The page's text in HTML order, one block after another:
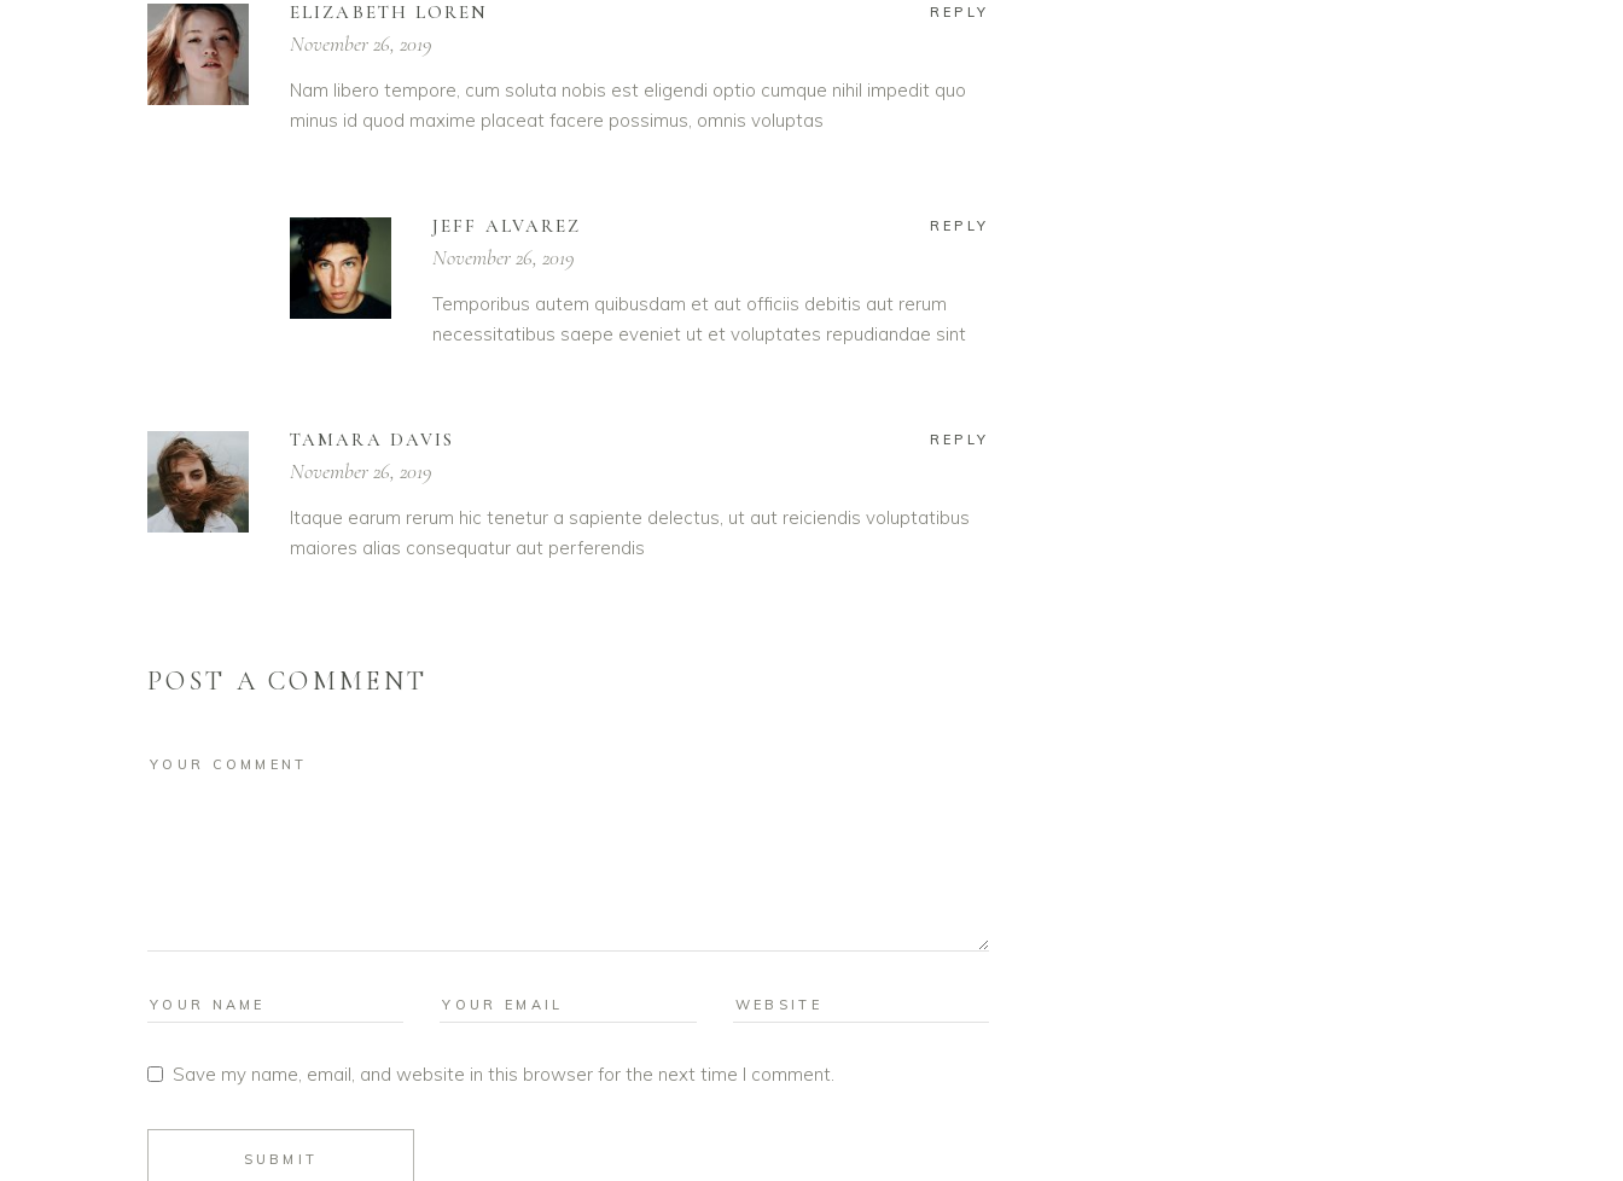
ELIZABETH LOREN REPLY
November 26, 2019
Nam libero tempore, cum soluta nobis est eligendi optio cumque nihil impedit quo
minus id quod maxime placeat facere possimus, omnis voluptas
JEFF ALVAREZ REPLY
November 26, 2019
Temporibus autem quibusdam et aut officiis debitis aut rerum
necessitatibus saepe eveniet ut et voluptates repudiandae sint
TAMARA DAVIS REPLY
November 26, 2019
Itaque earum rerum hic tenetur a sapiente delectus, ut aut reiciendis voluptatibus
maiores alias consequatur aut perferendis
POST A COMMENT
Save my name, email, and website in this browser for the next time I comment.
SUBMIT